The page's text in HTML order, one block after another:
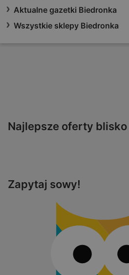
Aktualne gazetki Biedronka
Wszystkie sklepy Biedronka
Najlepsze oferty blisko
Zapytaj sowy!